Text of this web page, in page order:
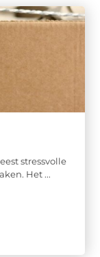
stressvolle
Het ...